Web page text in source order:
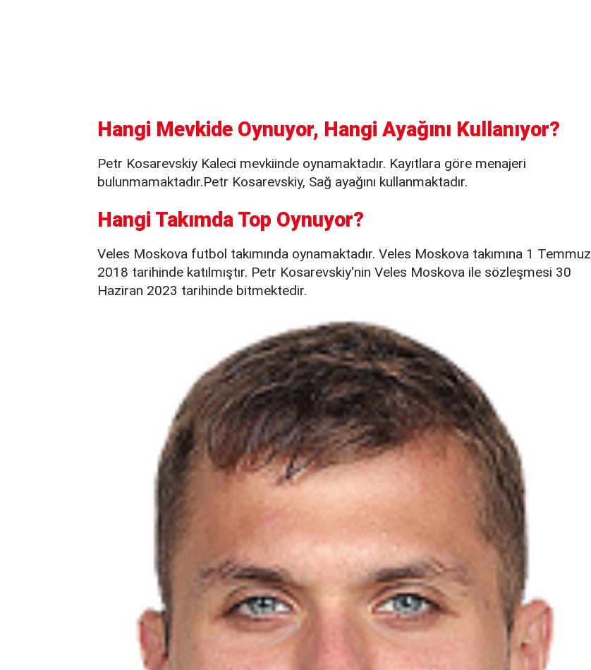
Hangi Mevkide Oynuyor, Hangi Ayağını Kullanıyor?
Petr Kosarevskiy Kaleci mevkiinde oynamaktadır. Kayıtlara göre menajeri
bulunmamaktadır.Petr Kosarevskiy, Sağ ayağını kullanmaktadır.
Hangi Takımda Top Oynuyor?
Veles Moskova futbol takımında oynamaktadır. Veles Moskova takımına 1 Temmuz
2018 tarihinde katılmıştır. Petr Kosarevskiy'nin Veles Moskova ile sözleşmesi 30
Haziran 2023 tarihinde bitmektedir.